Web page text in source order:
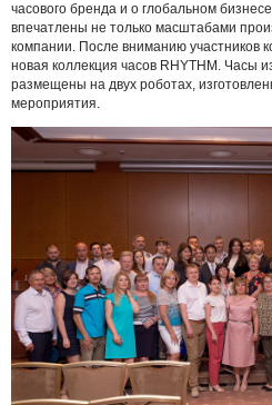
часового бренда и о глобальном
впечатлены не только масштабами
компании. После вниманию участников
новая коллекция часов RHYTHM. Часы
размещены на двух роботах,
мероприятия.